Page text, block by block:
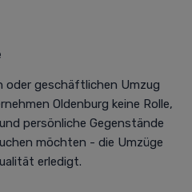
oder geschäftlichen Umzug
Oldenburg keine Rolle,
persönliche Gegenstände
möchten - die Umzüge
erledigt.